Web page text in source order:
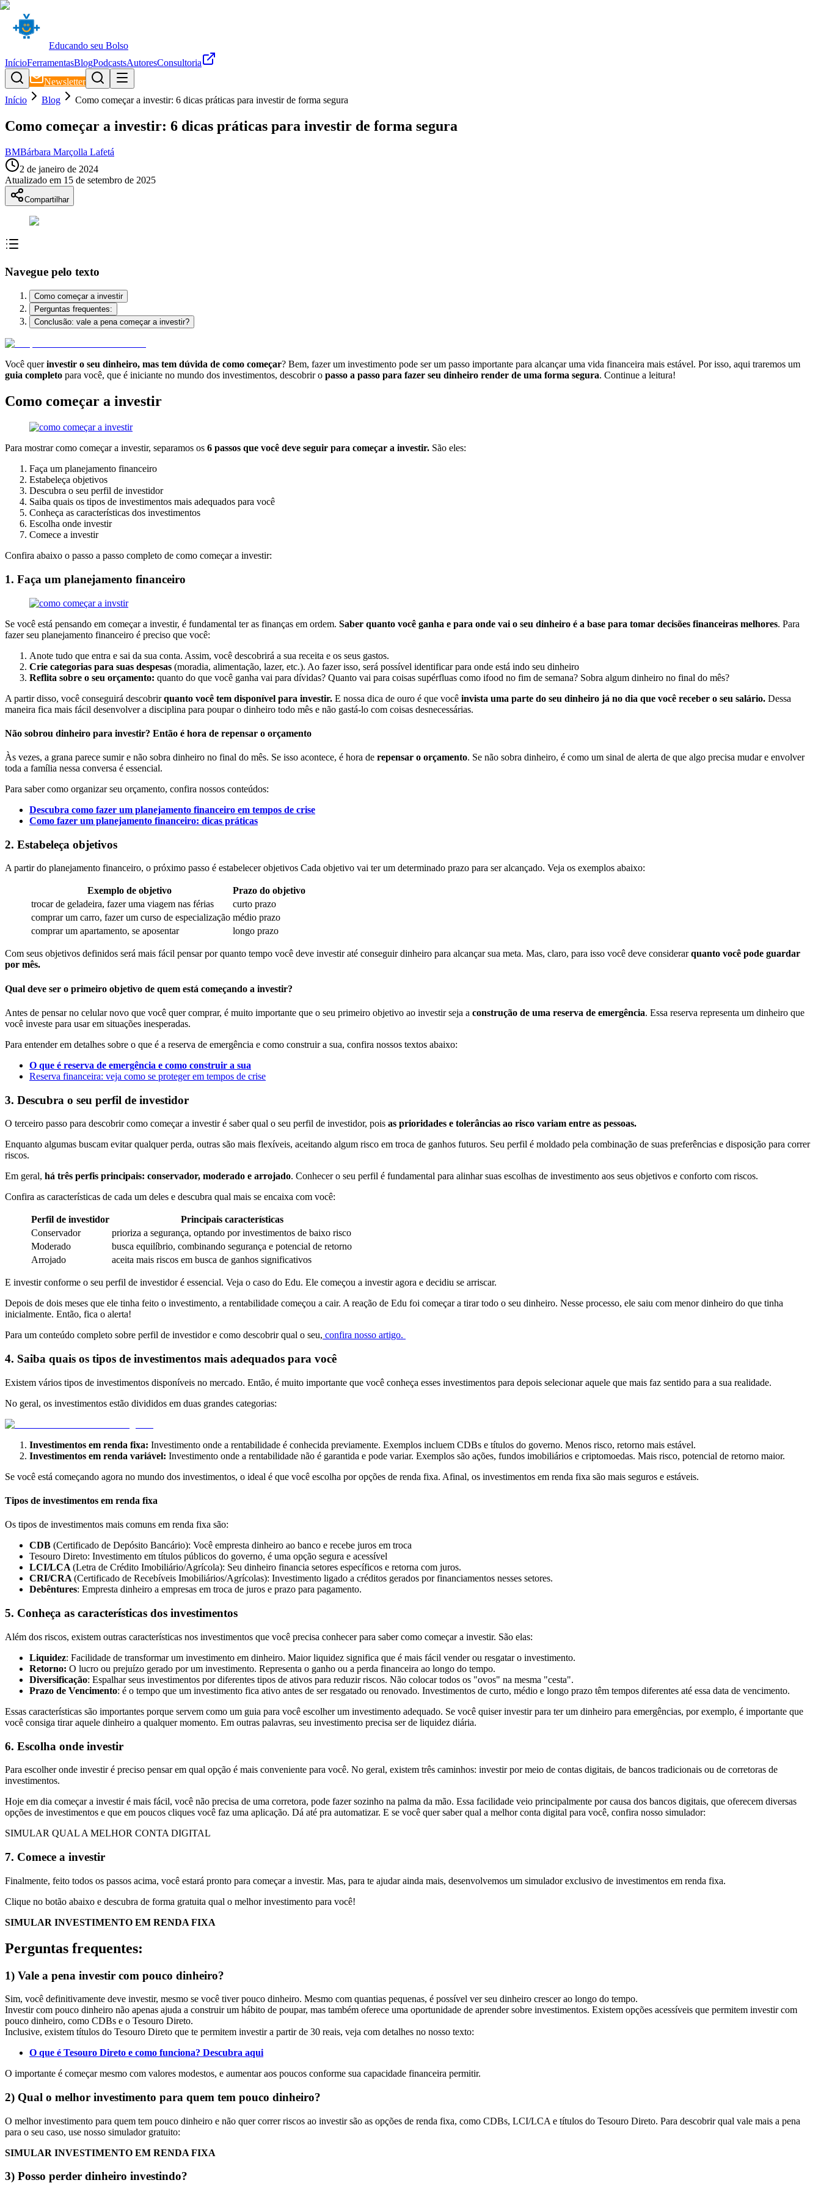
Educando seu Bolso
InícioFerramentasBlogPodcastsAutoresConsultoria
Newsletter
Início
Blog Como começar a investir: 6 dicas práticas para investir de forma segura
Como começar a investir: 6 dicas práticas para investir de forma segura
BMBárbara Marçolla Lafetá
2 de janeiro de 2024
Atualizado em 15 de setembro de 2025
Compartilhar
Navegue pelo texto
Como começar a investir
Perguntas frequentes:
Conclusão: vale a pena começar a investir?
Você querinvestir o seu dinheiro, mas tem dúvida de como começar? Bem, fazer um investimento pode ser um passo importante para alcançar uma vida financeira mais estável. Por isso, aqui traremos um
guia completo para você, que é iniciante no mundo dos investimentos, descobrir o passo a passo para fazer seu dinheiro render de uma forma segura. Continue a leitura!
Como começar a investir
Para mostrar como começar a investir, separamos os 6 passos que você deve seguir para começar a investir. São eles:
Faça um planejamento financeiro
Estabeleça objetivos
Descubra o seu perfil de investidor
Saiba quais os tipos de investimentos mais adequados para você
Conheça as características dos investimentos
Escolha onde investir
Comece a investir
Confira abaixo o passo a passo completo de como começar a investir:
1. Faça um planejamento financeiro
Se você está pensando em começar a investir, é fundamental ter as finanças em ordem. Saber quanto você ganha e para onde vai o seu dinheiro é a base para tomar decisões financeiras melhores. Para
fazer seu planejamento financeiro é preciso que você:
Anote tudo que entra e sai da sua conta. Assim, você descobrirá a sua receita e os seus gastos.
Crie categorias para suas despesas (moradia, alimentação, lazer, etc.). Ao fazer isso, será possível identificar para onde está indo seu dinheiro
Reflita sobre o seu orçamento: quanto do que você ganha vai para dívidas? Quanto vai para coisas supérfluas como ifood no fim de semana? Sobra algum dinheiro no final do mês?
A partir disso, você conseguirá descobrirquanto você tem disponível para investir. E nossa dica de ouro é que você invista uma parte do seu dinheiro já no dia que você receber o seu salário. Dessa
maneira fica mais fácil desenvolver a disciplina para poupar o dinheiro todo mês e não gastá-lo com coisas desnecessárias.
Não sobrou dinheiro para investir? Então é hora de repensar o orçamento
Às vezes, a grana parece sumir e não sobra dinheiro no final do mês. Se isso acontece, é hora de repensar o orçamento. Se não sobra dinheiro, é como um sinal de alerta de que algo precisa mudar e envolver
toda a família nessa conversa é essencial.
Para saber como organizar seu orçamento, confira nossos conteúdos:
Descubra como fazer um planejamento financeiro em tempos de crise
Como fazer um planejamento financeiro: dicas práticas
2. Estabeleça objetivos
A partir do planejamento financeiro, o próximo passo é estabelecer objetivos Cada objetivo vai ter um determinado prazo para ser alcançado. Veja os exemplos abaixo:
Exemplo de objetivo
Prazo do objetivo
trocar de geladeira, fazer uma viagem nas férias
curto prazo
comprar um carro, fazer um curso de especialização médio prazo
comprar um apartamento, se aposentar
longo prazo
Com seus objetivos definidos será mais fácil pensar por quanto tempo você deve investir até conseguir dinheiro para alcançar sua meta. Mas, claro, para isso você deve considerarquanto você pode guardar
por mês.
Qual deve ser o primeiro objetivo de quem está começando a investir?
Antes de pensar no celular novo que você quer comprar, é muito importante que o seu primeiro objetivo ao investir seja a construção de uma reserva de emergência. Essa reserva representa um dinheiro que
você investe para usar em situações inesperadas.
Para entender em detalhes sobre o que é a reserva de emergência e como construir a sua, confira nossos textos abaixo:
O que é reserva de emergência e como construir a sua
Reserva financeira: veja como se proteger em tempos de crise
3. Descubra o seu perfil de investidor
O terceiro passo para descobrir como começar a investir é saber qual o seu perfil de investidor, pois as prioridades e tolerâncias ao risco variam entre as pessoas.
Enquanto algumas buscam evitar qualquer perda, outras são mais flexíveis, aceitando algum risco em troca de ganhos futuros. Seu perfil é moldado pela combinação de suas preferências e disposição para correr
riscos.
Em geral, há três perfis principais: conservador, moderado e arrojado. Conhecer o seu perfil é fundamental para alinhar suas escolhas de investimento aos seus objetivos e conforto com riscos.
Confira as características de cada um deles e descubra qual mais se encaixa com você:
Perfil de investidor
Principais características
Conservador
prioriza a segurança, optando por investimentos de baixo risco
Moderado
busca equilíbrio, combinando segurança e potencial de retorno
Arrojado
aceita mais riscos em busca de ganhos significativos
E investir conforme o seu perfil de investidor é essencial. Veja o caso do Edu. Ele começou a investir agora e decidiu se arriscar.
Depois de dois meses que ele tinha feito o investimento, a rentabilidade começou a cair. A reação de Edu foi começar a tirar todo o seu dinheiro. Nesse processo, ele saiu com menor dinheiro do que tinha
inicialmente. Então, fica o alerta!
Para um conteúdo completo sobre perfil de investidor e como descobrir qual o seu, confira nosso artigo.
4. Saiba quais os tipos de investimentos mais adequados para você
Existem vários tipos de investimentos disponíveis no mercado. Então, é muito importante que você conheça esses investimentos para depois selecionar aquele que mais faz sentido para a sua realidade.
No geral, os investimentos estão divididos em duas grandes categorias:
Investimentos em renda fixa: Investimento onde a rentabilidade é conhecida previamente. Exemplos incluem CDBs e títulos do governo. Menos risco, retorno mais estável.
Investimentos em renda variável: Investimento onde a rentabilidade não é garantida e pode variar. Exemplos são ações, fundos imobiliários e criptomoedas. Mais risco, potencial de retorno maior.
Se você está começando agora no mundo dos investimentos, o ideal é que você escolha por opções de renda fixa. Afinal, os investimentos em renda fixa são mais seguros e estáveis.
Tipos de investimentos em renda fixa
Os tipos de investimentos mais comuns em renda fixa são:
CDB (Certificado de Depósito Bancário): Você empresta dinheiro ao banco e recebe juros em troca
Tesouro Direto: Investimento em títulos públicos do governo, é uma opção segura e acessível
LCI/LCA(Letra de Crédito Imobiliário/Agrícola): Seu dinheiro financia setores específicos e retorna com juros.
CRI/CRA(Certificado de Recebíveis Imobiliários/Agrícolas): Investimento ligado a créditos gerados por financiamentos nesses setores.
Debêntures: Empresta dinheiro a empresas em troca de juros e prazo para pagamento.
5. Conheça as características dos investimentos
Além dos riscos, existem outras características nos investimentos que você precisa conhecer para saber como começar a investir. São elas:
Liquidez: Facilidade de transformar um investimento em dinheiro. Maior liquidez significa que é mais fácil vender ou resgatar o investimento.
Retorno: O lucro ou prejuízo gerado por um investimento. Representa o ganho ou a perda financeira ao longo do tempo.
Diversificação: Espalhar seus investimentos por diferentes tipos de ativos para reduzir riscos. Não colocar todos os "ovos" na mesma "cesta".
Prazo de Vencimento: é o tempo que um investimento fica ativo antes de ser resgatado ou renovado. Investimentos de curto, médio e longo prazo têm tempos diferentes até essa data de vencimento.
Essas características são importantes porque servem como um guia para você escolher um investimento adequado. Se você quiser investir para ter um dinheiro para emergências, por exemplo, é importante que
você consiga tirar aquele dinheiro a qualquer momento. Em outras palavras, seu investimento precisa ser de liquidez diária.
6. Escolha onde investir
Para escolher onde investir é preciso pensar em qual opção é mais conveniente para você. No geral, existem três caminhos: investir por meio de contas digitais, de bancos tradicionais ou de corretoras de
investimentos.
Hoje em dia começar a investir é mais fácil, você não precisa de uma corretora, pode fazer sozinho na palma da mão. Essa facilidade veio principalmente por causa dos bancos digitais, que oferecem diversas
opções de investimentos e que em poucos cliques você faz uma aplicação. Dá até pra automatizar. E se você quer saber qual a melhor conta digital para você, confira nosso simulador:
SIMULAR QUAL A MELHOR CONTA DIGITAL
7. Comece a investir
Finalmente, feito todos os passos acima, você estará pronto para começar a investir. Mas, para te ajudar ainda mais, desenvolvemos um simulador exclusivo de investimentos em renda fixa.
Clique no botão abaixo e descubra de forma gratuita qual o melhor investimento para você!
SIMULAR INVESTIMENTO EM RENDA FIXA
Perguntas frequentes:
1) Vale a pena investir com pouco dinheiro?
Sim, você definitivamente deve investir, mesmo se você tiver pouco dinheiro. Mesmo com quantias pequenas, é possível ver seu dinheiro crescer ao longo do tempo.
Investir com pouco dinheiro não apenas ajuda a construir um hábito de poupar, mas também oferece uma oportunidade de aprender sobre investimentos. Existem opções acessíveis que permitem investir com
pouco dinheiro, como CDBs e o Tesouro Direto.
Inclusive, existem títulos do Tesouro Direto que te permitem investir a partir de 30 reais, veja com detalhes no nosso texto:
O que é Tesouro Direto e como funciona? Descubra aqui
O importante é começar mesmo com valores modestos, e aumentar aos poucos conforme sua capacidade financeira permitir.
2) Qual o melhor investimento para quem tem pouco dinheiro?
O melhor investimento para quem tem pouco dinheiro e não quer correr riscos ao investir são as opções de renda fixa, como CDBs, LCI/LCA e títulos do Tesouro Direto. Para descobrir qual vale mais a pena
para o seu caso, use nosso simulador gratuito:
SIMULAR INVESTIMENTO EM RENDA FIXA
3) Posso perder dinheiro investindo?